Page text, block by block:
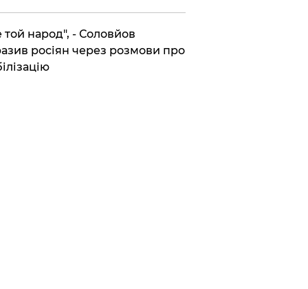
той народ", - Соловйов
росіян через розмови про